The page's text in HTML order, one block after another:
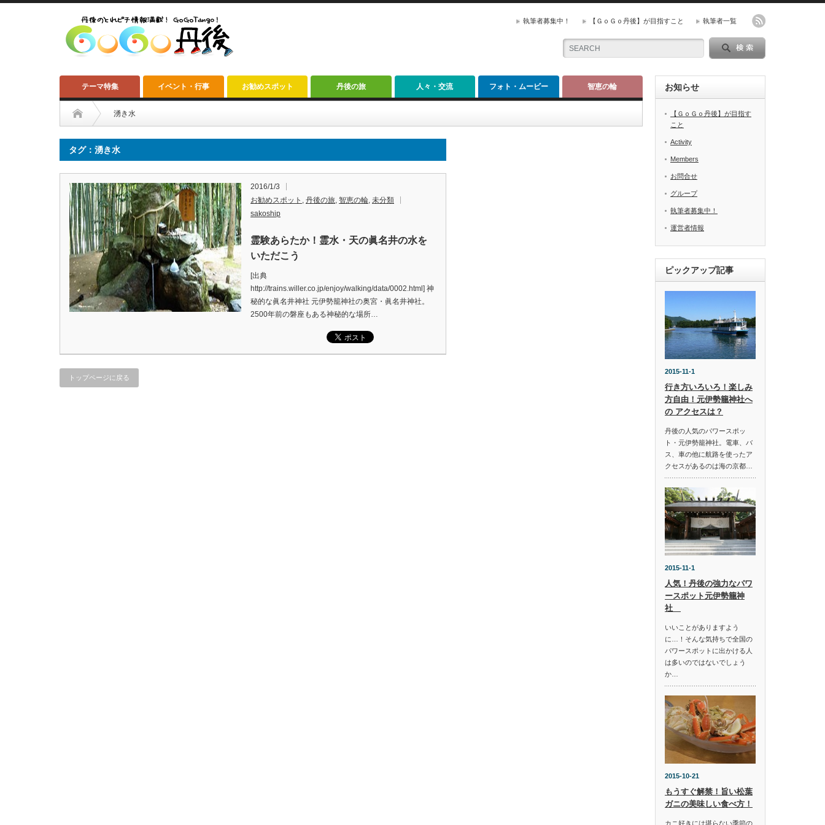
執筆者募集中！ 【ＧｏＧｏ丹後】が目指すこと 執筆者一覧
テーマ特集 イベント・行事 お勧めスポット 丹後の旅 人々・交流 フォト・ムービー 智恵の輪
湧き水
タグ：湧き水
2016/1/3
お勧めスポット , 丹後の旅, 智恵の輪, 未分類
sakoship
霊験あらたか！霊水・天の眞名井の水を
いただこう
[出典
http://trains.willer.co.jp/enjoy/walking/data/0002.html] 神
秘的な眞名井神社 元伊勢籠神社の奥宮・眞名井神社。
2500年前の磐座もある神秘的な場所…
トップページに戻る
お知らせ
【ＧｏＧｏ丹後】が目指す
こと
Activity
Members
お問合せ
グループ
執筆者募集中！
運営者情報
ピックアップ記事
2015-11-1
行き方いろいろ！楽しみ
方自由！元伊勢籠神社へ
の アクセスは？
丹後の人気のパワースポッ
ト・元伊勢籠神社。電車、バ
ス、車の他に航路を使ったア
クセスがあるのは海の京都…
2015-11-1
人気！丹後の強力なパワ
ースポット元伊勢籠神
社
いいことがありますよう
に…！そんな気持ちで全国の
パワースポットに出かける人
は多いのではないでしょう
か…
2015-10-21
もうすぐ解禁！旨い松葉
ガニの美味しい食べ方！
カニ好きには堪らない季節の